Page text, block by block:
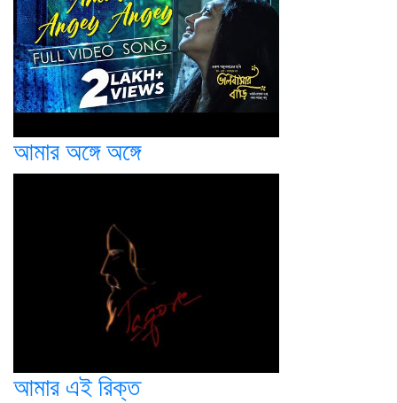
আমার অঙ্গে অঙ্গে
আমার এই রিক্ত